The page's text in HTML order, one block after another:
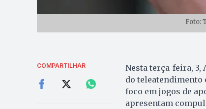
Foto:
COMPARTILHAR
Nesta terça-feira,
do teleatendimento
foco em jogos de
apresentam